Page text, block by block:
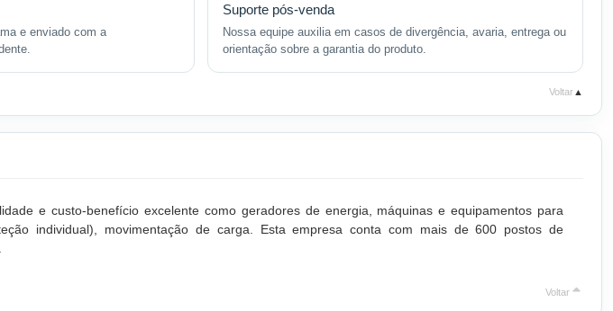
e enviado com a
Suporte pós-venda
Nossa equipe auxilia em casos de divergência, avaria, entrega ou
orientação sobre a garantia do produto.
Voltar ▲
e custo-benefício excelente como geradores de energia, máquinas e equipamentos para
individual), movimentação de carga. Esta empresa conta com mais de 600 postos de
Voltar